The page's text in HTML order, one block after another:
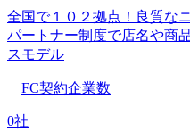
全国で１０２拠点！良質な
パートナー制度で店名や商
スモデル
FC契約企業数
0社